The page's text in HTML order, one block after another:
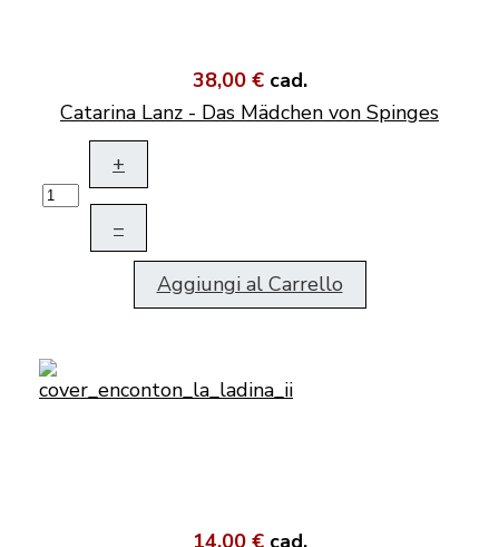
38,00 € cad.
Catarina Lanz - Das Mädchen von Spinges
+
–
Aggiungi al Carrello
14,00 € cad.